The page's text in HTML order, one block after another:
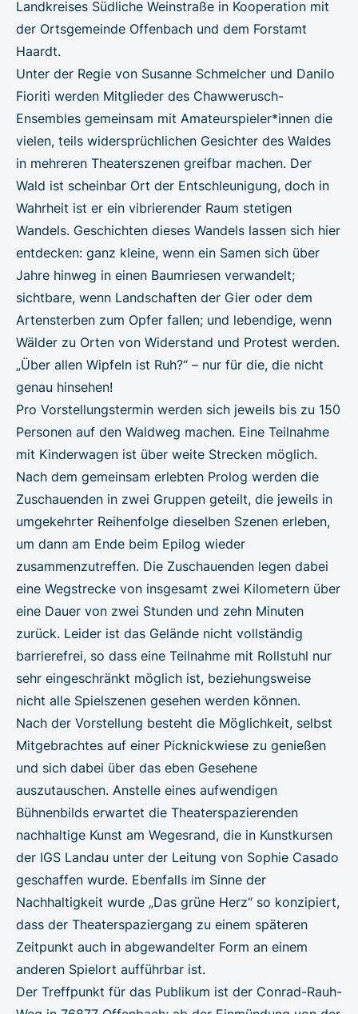
Landkreises Südliche Weinstraße in Kooperation mit
der Ortsgemeinde Offenbach und dem Forstamt
Haardt.
Unter der Regie von Susanne Schmelcher und Danilo
Fioriti werden Mitglieder des Chawwerusch-
Ensembles gemeinsam mit Amateurspieler*innen die
vielen, teils widersprüchlichen Gesichter des Waldes
in mehreren Theaterszenen greifbar machen. Der
Wald ist scheinbar Ort der Entschleunigung, doch in
Wahrheit ist er ein vibrierender Raum stetigen
Wandels. Geschichten dieses Wandels lassen sich hier
entdecken: ganz kleine, wenn ein Samen sich über
Jahre hinweg in einen Baumriesen verwandelt;
sichtbare, wenn Landschaften der Gier oder dem
Artensterben zum Opfer fallen; und lebendige, wenn
Wälder zu Orten von Widerstand und Protest werden.
„Über allen Wipfeln ist Ruh?“ – nur für die, die nicht
genau hinsehen!
Pro Vorstellungstermin werden sich jeweils bis zu 150
Personen auf den Waldweg machen. Eine Teilnahme
mit Kinderwagen ist über weite Strecken möglich.
Nach dem gemeinsam erlebten Prolog werden die
Zuschauenden in zwei Gruppen geteilt, die jeweils in
umgekehrter Reihenfolge dieselben Szenen erleben,
um dann am Ende beim Epilog wieder
zusammenzutreffen. Die Zuschauenden legen dabei
eine Wegstrecke von insgesamt zwei Kilometern über
eine Dauer von zwei Stunden und zehn Minuten
zurück. Leider ist das Gelände nicht vollständig
barrierefrei, so dass eine Teilnahme mit Rollstuhl nur
sehr eingeschränkt möglich ist, beziehungsweise
nicht alle Spielszenen gesehen werden können.
Nach der Vorstellung besteht die Möglichkeit, selbst
Mitgebrachtes auf einer Picknickwiese zu genießen
und sich dabei über das eben Gesehene
auszutauschen. Anstelle eines aufwendigen
Bühnenbilds erwartet die Theaterspazierenden
nachhaltige Kunst am Wegesrand, die in Kunstkursen
der IGS Landau unter der Leitung von Sophie Casado
geschaffen wurde. Ebenfalls im Sinne der
Nachhaltigkeit wurde „Das grüne Herz“ so konzipiert,
dass der Theaterspaziergang zu einem späteren
Zeitpunkt auch in abgewandelter Form an einem
anderen Spielort aufführbar ist.
Der Treffpunkt für das Publikum ist der Conrad-Rauh-